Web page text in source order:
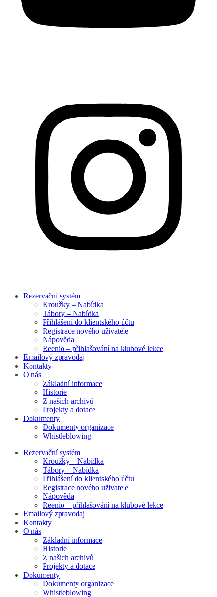
Rezervační systém
Kroužky – Nabídka
Tábory – Nabídka
Přihlášení do klientského účtu
Registrace nového uživatele
Nápověda
Reenio – přihlašování na klubové lekce
Emailový zpravodaj
Kontakty
O nás
Základní informace
Historie
Z našich archivů
Projekty a dotace
Dokumenty
Dokumenty organizace
Whistleblowing
Rezervační systém
Kroužky – Nabídka
Tábory – Nabídka
Přihlášení do klientského účtu
Registrace nového uživatele
Nápověda
Reenio – přihlašování na klubové lekce
Emailový zpravodaj
Kontakty
O nás
Základní informace
Historie
Z našich archivů
Projekty a dotace
Dokumenty
Dokumenty organizace
Whistleblowing